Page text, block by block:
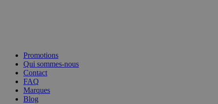
Promotions
Qui sommes-nous
Contact
FAQ
Marques
Blog